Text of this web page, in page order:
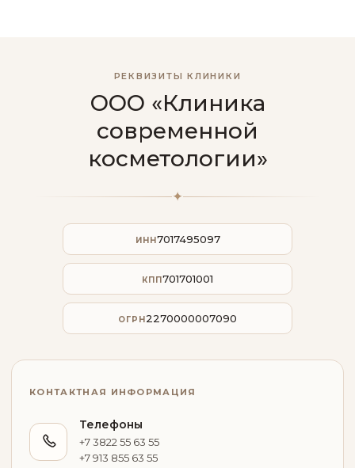
РЕКВИЗИТЫ КЛИНИКИ
ООО «Клиника
современной
косметологии»
✦
ИНН7017495097
КПП701701001
ОГРН2270000007090
КОНТАКТНАЯ ИНФОРМАЦИЯ
Телефоны
+7 3822 55 63 55
+7 913 855 63 55